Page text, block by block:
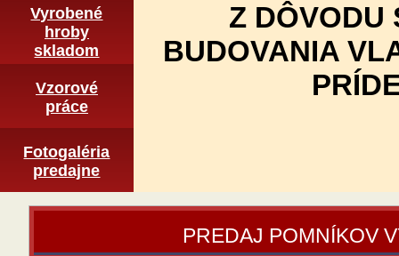
Vyrobené
hroby
skladom
Vzorové
práce
Fotogaléria
predajne
Z DÔVODU
BUDOVANIA
PREDAJ POMNÍKOV